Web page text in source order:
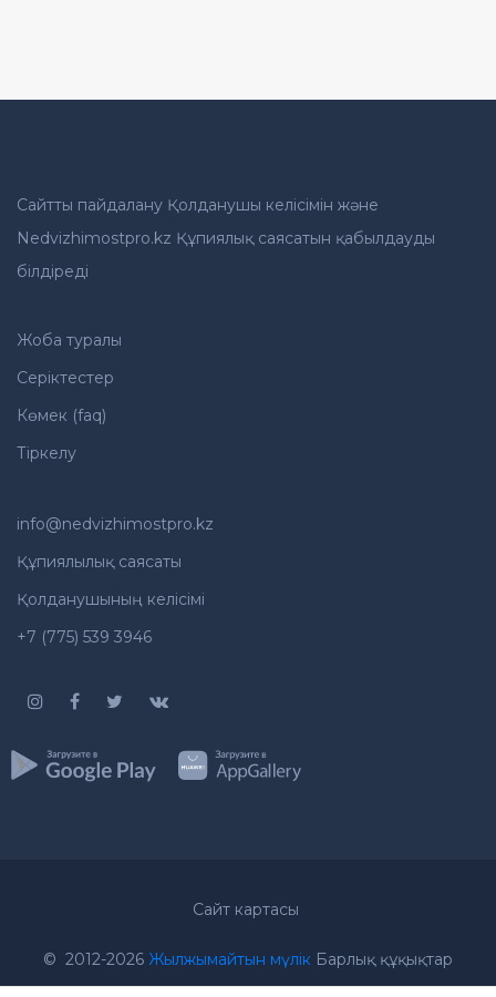
Сайтты пайдалану Қолданушы келісімін және
Nedvizhimostpro.kz Құпиялық саясатын қабылдауды
білдіреді
Жоба туралы
Серіктестер
Көмек (faq)
Тіркелу
info@nedvizhimostpro.kz
Құпиялылық саясаты
Қолданушының келісімі
+7 (775) 539 3946
Сайт картасы
© 2012-2026 Жылжымайтын мүлік Барлық құқықтар
қорғалған